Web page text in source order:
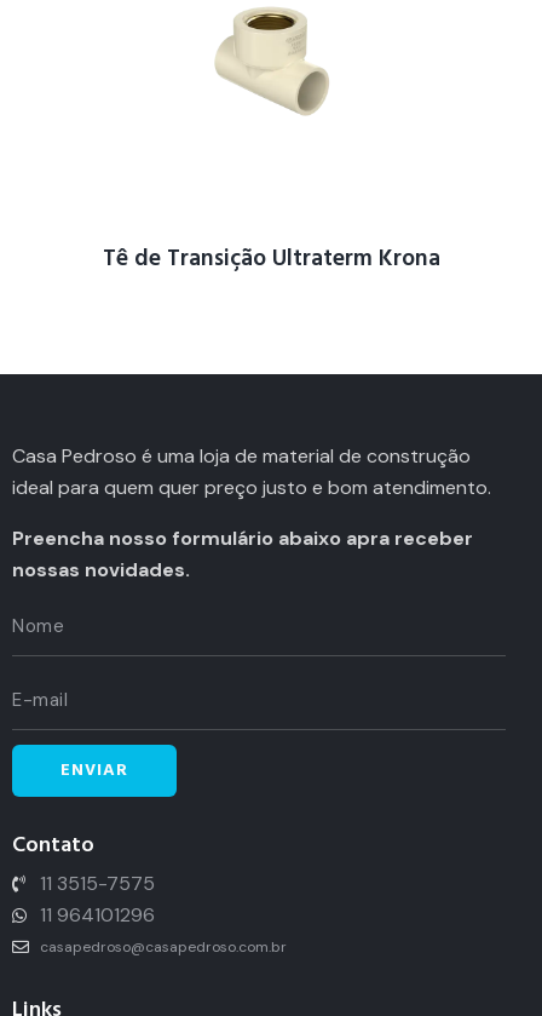
Tê de Transição Ultraterm Krona
Casa Pedroso é uma loja de material de construção
ideal para quem quer preço justo e bom atendimento.
Preencha nosso formulário abaixo apra receber
nossas novidades.
Contato
11 3515-7575
11 964101296
casapedroso@casapedroso.com.br
Links